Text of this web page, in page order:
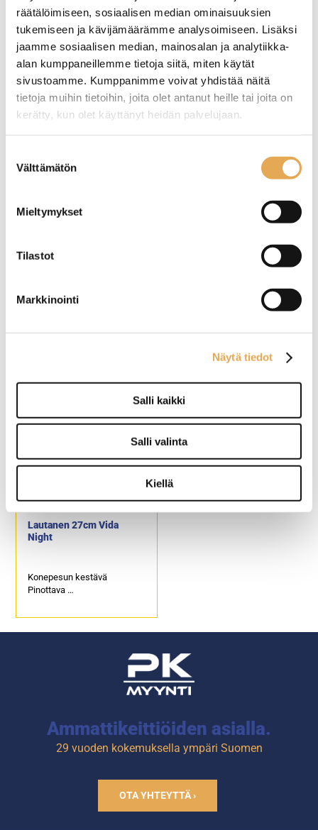
räätälöimiseen, sosiaalisen median ominaisuuksien
tukemiseen ja kävijämäärämme analysoimiseen. Lisäksi
jaamme sosiaalisen median, mainosalan ja analytiikka-
alan kumppaneillemme tietoja siitä, miten käytät
sivustoamme. Kumppanimme voivat yhdistää näitä
tietoja muihin tietoihin, joita olet antanut heille tai joita on
kerätty, kun olet käyttänyt heidän palvelujaan.
valinta
Välttämätön
Mieltymykset
Tilastot
Markkinointi
Näytä tiedot
Salli kaikki
Salli valinta
Kiellä
Pinottava
Posliini
Keittolautanen 22cm Lautanen Nature Essence
Posliinia
Lautanen 27cm Vida
Night
Konepesun kestävä
Pinottava
Ammattikeittiöiden asialla.
29 vuoden kokemuksella ympäri Suomen
OTA YHTEYTTÄ ›